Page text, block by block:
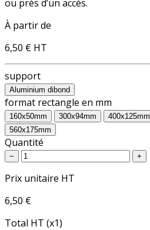
ou près d’un accès.
À partir de
6,50 € HT
support
Aluminium dibond
format rectangle en mm
160x50mm 300x94mm 400x125mm
560x175mm
Quantité
− +
Prix unitaire HT
6,50 €
Total HT (x1)